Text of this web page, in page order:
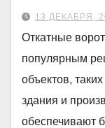
13 ДЕКАБРЯ,
Откатные
популярным
объектов,
здания и
обеспечивают